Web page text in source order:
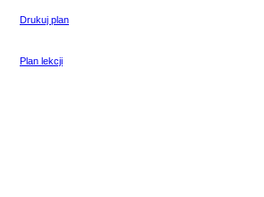
Drukuj plan
Plan lekcji